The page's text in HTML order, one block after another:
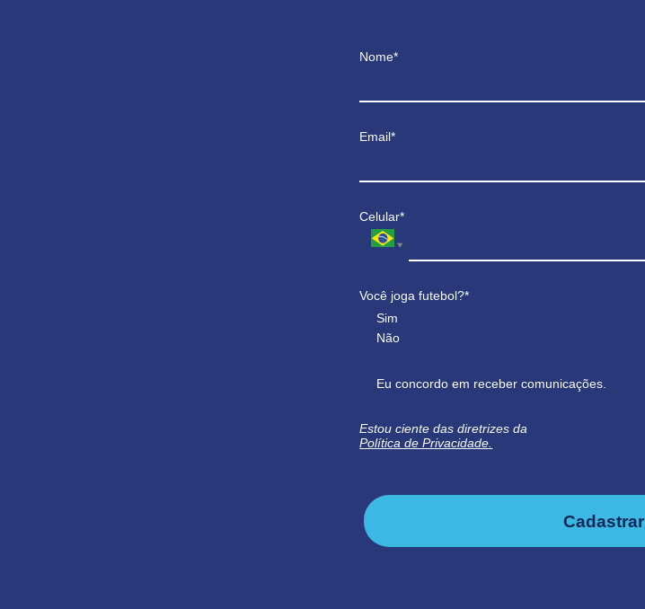
Nome*
Email*
Celular*
Você joga futebol?*
Sim
Não
Eu concordo em receber comunicações.
Estou ciente das diretrizes da
Política de Privacidade.
Cadastrar